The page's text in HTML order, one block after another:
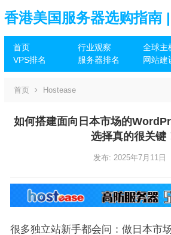
香港美国服务器选购指南
推荐
首页 行业观察 全球主
VPS排名
服务器排名 网站建
首页 Hostease
如何搭建面向日本市场的
选择真的很关键
发布: 2025年7月11日
很多独立站新手都会问：做日本市